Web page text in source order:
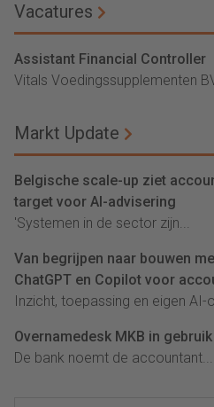
Vacatures
Assistant Financial Controller
Vitals Voedingssupplementen
Markt Update
Belgische scale-up ziet
target voor AI-advisering
'Systemen in de sector zijn...
Van begrijpen naar bouwen
ChatGPT en Copilot voor
Inzicht, toepassing en eigen AI-
Overnamedesk MKB in gebruik
De bank noemt de accountant...